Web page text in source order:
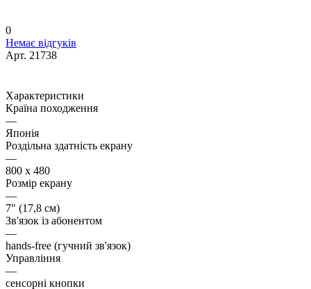
0
Немає відгуків
Арт. 21738
Характеристики
Країна походження
—
Японія
Роздільна здатність екрану
—
800 х 480
Розмір екрану
—
7" (17,8 см)
Зв'язок із абонентом
—
hands-free (гучний зв'язок)
Управління
—
сенсорні кнопки